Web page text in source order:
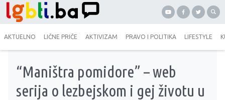
AKTUELNO LIČNE PRIČE AKTIVIZAM PRAVO I POLITIKA LIFESTYLE
“Maništra pomidore” – web
serija o lezbejskom i gej životu u